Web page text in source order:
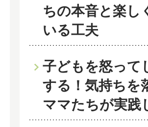
ちの本音と楽し
いる工夫
子どもを怒って
する！気持ちを
ママたちが実践